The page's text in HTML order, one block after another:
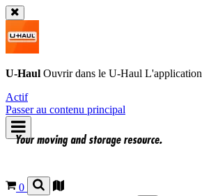
U-Haul Ouvrir dans le U-Haul L'application
Actif
Passer au contenu principal
0